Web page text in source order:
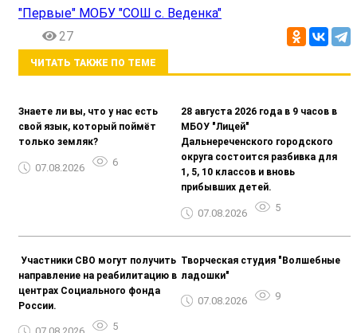
"Первые" МОБУ "СОШ с. Веденка"
27
ЧИТАТЬ ТАКЖЕ ПО ТЕМЕ
Знаете ли вы, что у нас есть
свой язык, который поймёт
только земляк?
07.08.2026 6
28 августа 2026 года в 9 часов в
МБОУ "Лицей"
Дальнереченского городского
округа состоится разбивка для
1, 5, 10 классов и вновь
прибывших детей.
07.08.2026 5
️ Участники СВО могут получить
направление на реабилитацию в
центрах Социального фонда
России.
5
Творческая студия "Волшебные
ладошки"
07.08.2026 9